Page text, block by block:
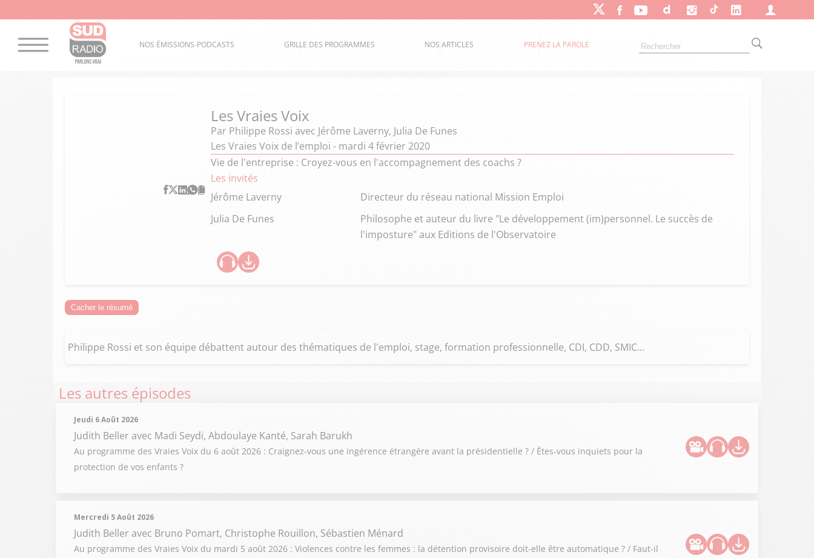
NOS ÉMISSIONS-PODCASTS GRILLE DES PROGRAMMES NOS ARTICLES PRENEZ LA PAROLE
Les Vraies Voix
Par Philippe Rossi avec Jérôme Laverny, Julia De Funes
Les Vraies Voix de l’emploi - mardi 4 février 2020
Vie de l'entreprise : Croyez-vous en l'accompagnement des coachs ?
Les invités
Jérôme Laverny
Directeur du réseau national Mission Emploi
Julia De Funes
Philosophe et auteur du livre "Le développement (im)personnel. Le succès de
l'imposture" aux Editions de l'Observatoire
Cacher le résumé
Philippe Rossi et son équipe débattent autour des thématiques de l'emploi, stage, formation professionnelle, CDI, CDD, SMIC...
Les autres épisodes
Jeudi 6 Août 2026
Judith Beller avec Madi Seydi, Abdoulaye Kanté, Sarah Barukh
Au programme des Vraies Voix du 6 août 2026 : Craignez-vous une ingérence étrangère avant la présidentielle ? / Êtes-vous inquiets pour la
protection de vos enfants ?
Mercredi 5 Août 2026
Judith Beller avec Bruno Pomart, Christophe Rouillon, Sébastien Ménard
Au programme des Vraies Voix du mardi 5 août 2026 : Violences contre les femmes : la détention provisoire doit-elle être automatique ? / Faut-il